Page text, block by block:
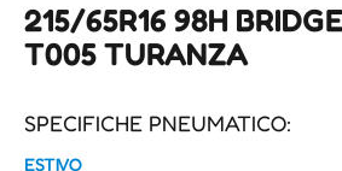
215/65R16 98H
T005 TURANZA
SPECIFICHE PNEUMATICO:
ESTIVO